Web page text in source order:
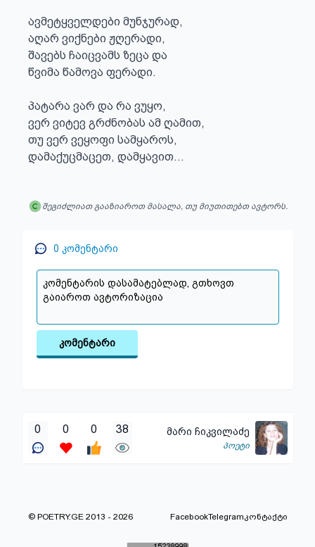
ავმეტყველდები მუნჯურად,
აღარ ვიქნები ჟღერადი,
შავებს ჩაიცვამს ზეცა და
წვიმა წამოვა ფერადი.
პატარა ვარ და რა ვუყო,
ვერ ვიტევ გრძნობას ამ ღამით,
თუ ვერ ვეყოფი სამყაროს,
დამაქუცმაცეთ, დამყავით...
შეგიძლიათ გააზიაროთ მასალა, თუ მიუთითებთ ავტორს.
0 კომენტარი
კომენტარი
0 0 0 38 მარი ჩიკვილაძე
პოეტი
© POETRY.GE 2013 - 2026 FacebookTelegramკონტაქტი